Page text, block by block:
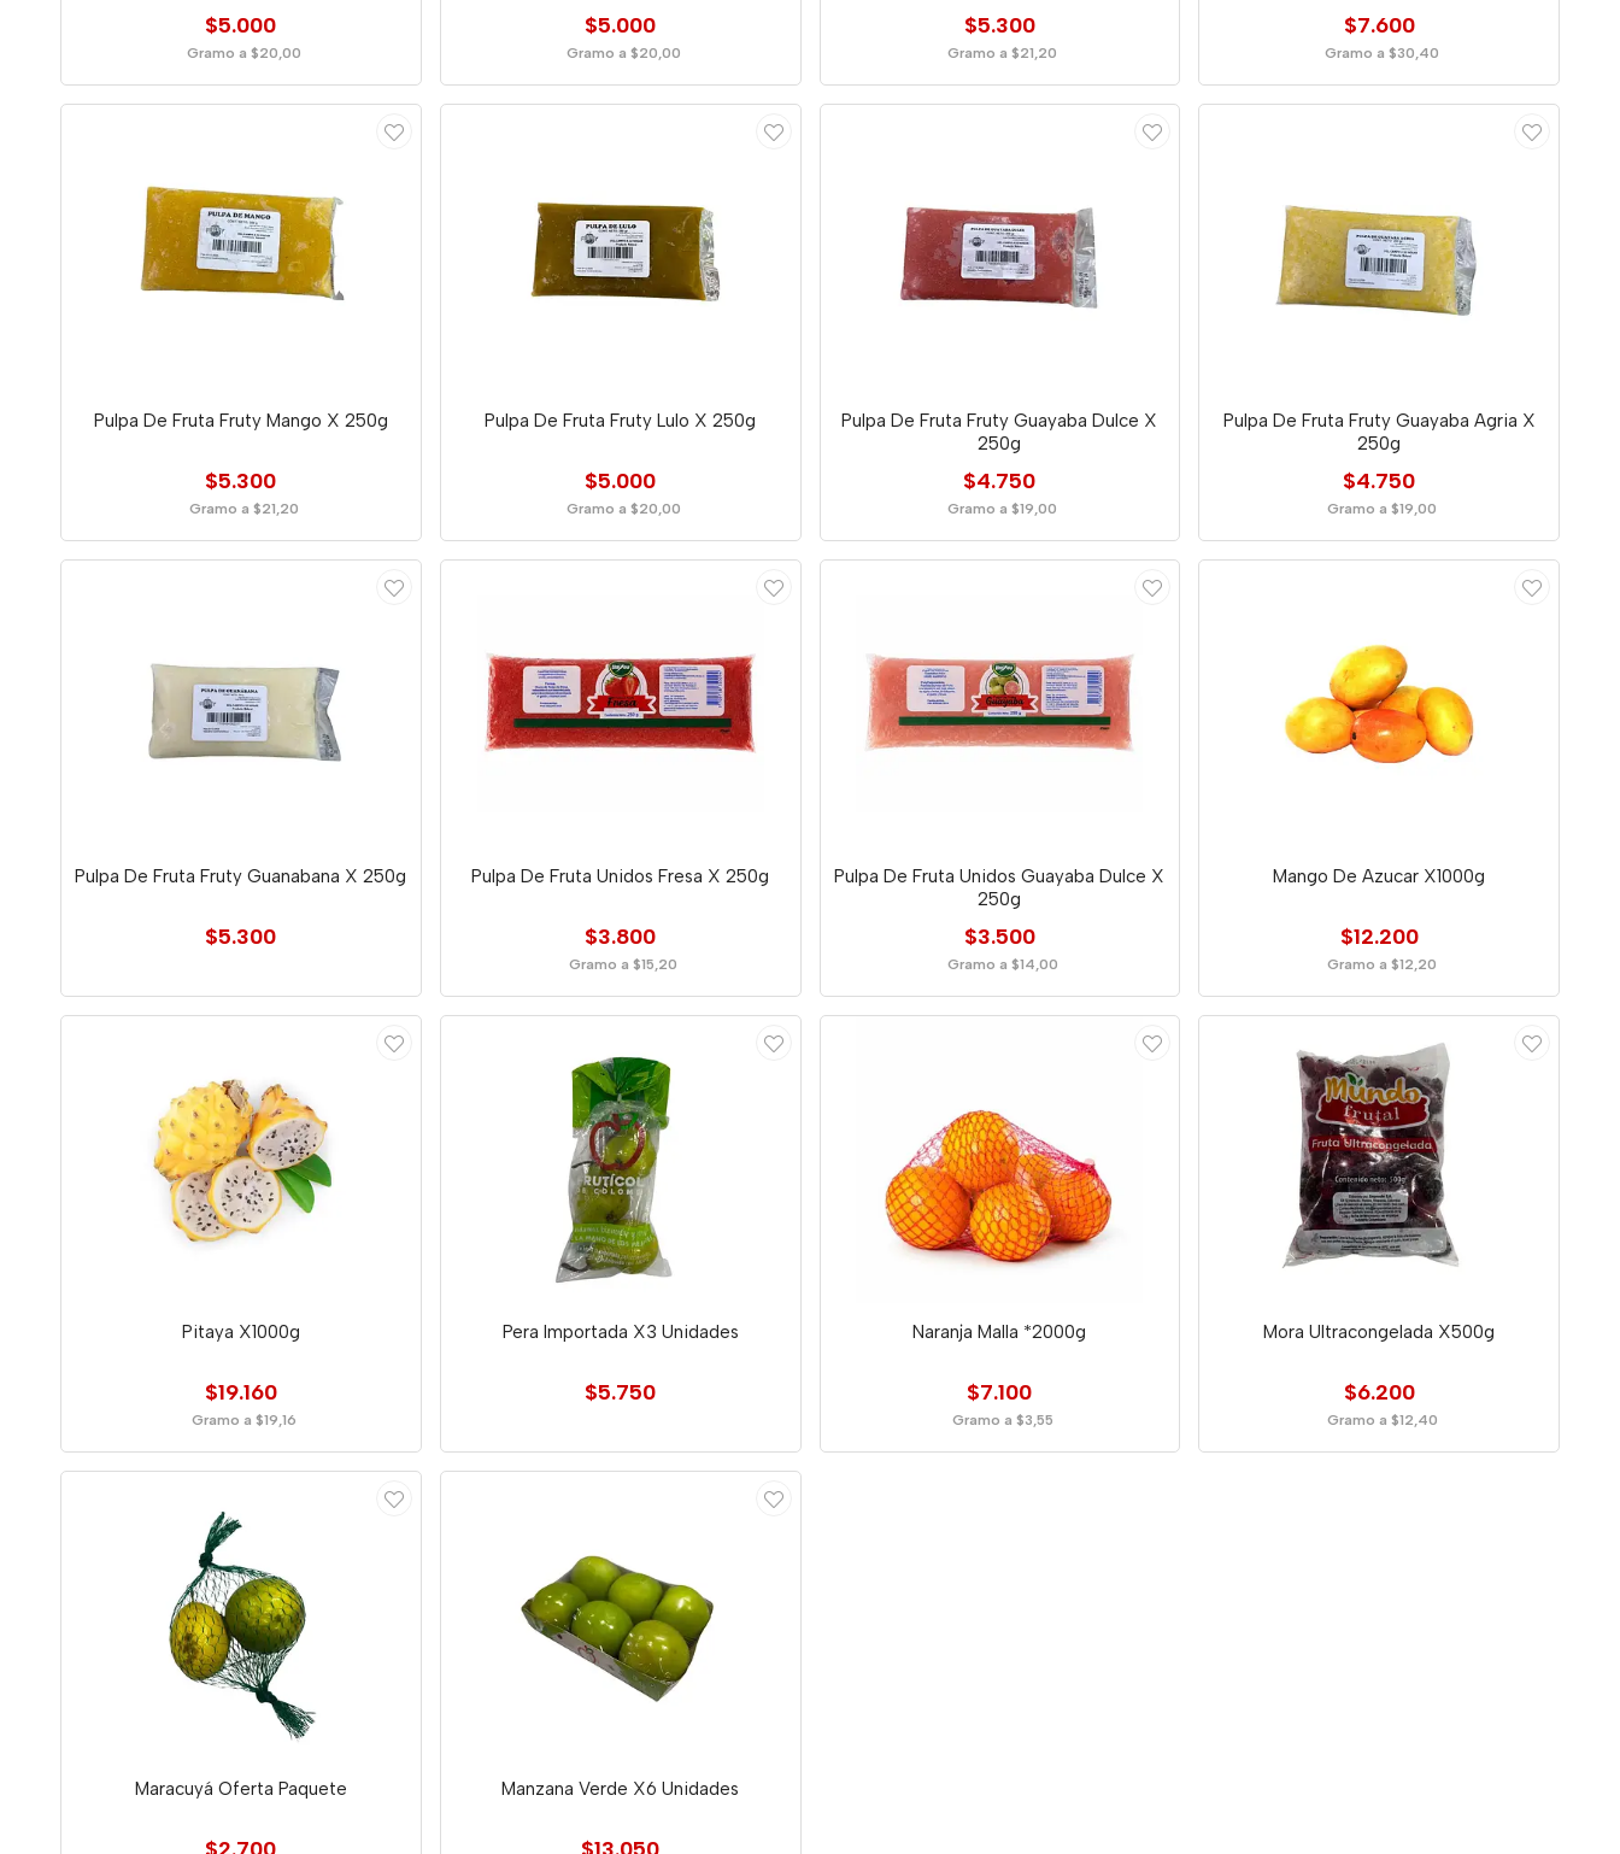
$5.000
Gramo a $20,00
$5.000
Gramo a $20,00
$5.300
Gramo a $21,20
$7.600
Gramo a $30,40
Pulpa De Fruta Fruty Mango X 250g
$5.300
Gramo a $21,20
Pulpa De Fruta Fruty Lulo X 250g
$5.000
Gramo a $20,00
Pulpa De Fruta Fruty Guayaba Dulce X
250g
$4.750
Gramo a $19,00
Pulpa De Fruta Fruty Guayaba Agria X
250g
$4.750
Gramo a $19,00
Pulpa De Fruta Fruty Guanabana X 250g
$5.300
Pulpa De Fruta Unidos Fresa X 250g
$3.800
Gramo a $15,20
Pulpa De Fruta Unidos Guayaba Dulce X
250g
$3.500
Gramo a $14,00
Mango De Azucar X1000g
$12.200
Gramo a $12,20
Pitaya X1000g
$19.160
Gramo a $19,16
Pera Importada X3 Unidades
$5.750
Naranja Malla *2000g
$7.100
Gramo a $3,55
Mora Ultracongelada X500g
$6.200
Gramo a $12,40
Maracuyá Oferta Paquete
$2.700
Manzana Verde X6 Unidades
$13.050